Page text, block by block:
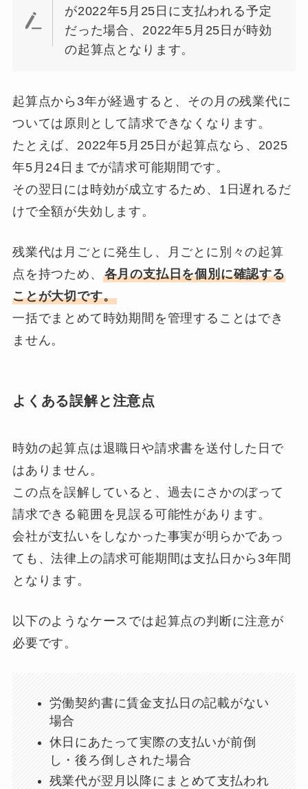
が2022年5月25日に支払われる予定
だった場合、2022年5月25日が時効
の起算点となります。
起算点から3年が経過すると、その月の残業代に
ついては原則として請求できなくなります。
たとえば、2022年5月25日が起算点なら、2025
年5月24日までが請求可能期間です。
その翌日には時効が成立するため、1日遅れるだ
けで全額が失効します。
残業代は月ごとに発生し、月ごとに別々の起算
点を持つため、 各月の支払日を個別に確認する
ことが大切です。
一括でまとめて時効期間を管理することはでき
ません。
よくある誤解と注意点
時効の起算点は退職日や請求書を送付した日で
はありません。
この点を誤解していると、過去にさかのぼって
請求できる範囲を見誤る可能性があります。
会社が支払いをしなかった事実が明らかであっ
ても、法律上の請求可能期間は支払日から3年間
となります。
以下のようなケースでは起算点の判断に注意が
必要です。
労働契約書に賃金支払日の記載がない
場合
休日にあたって実際の支払いが前倒
し・後ろ倒しされた場合
残業代が翌月以降にまとめて支払われ